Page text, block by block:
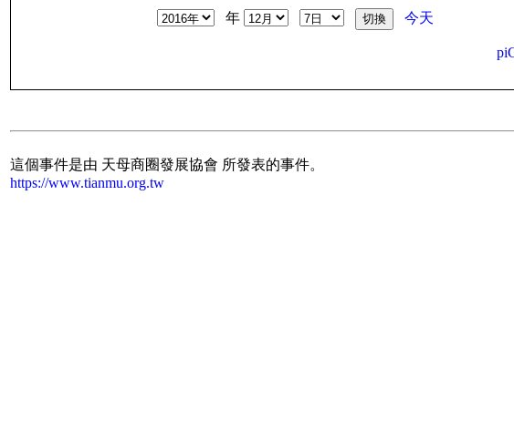
年 今天
這個事件是由 天母商圈發展協會 所發表的事件。
https://www.tianmu.org.tw